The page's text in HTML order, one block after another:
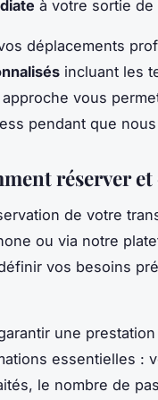
à votre sortie de
déplacements
incluant les
approche vous
pendant que
réserver
de votre
ou via notre
vos besoins
une
essentielles :
le nombre de